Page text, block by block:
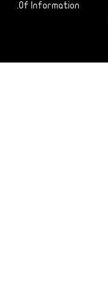
Of Information.